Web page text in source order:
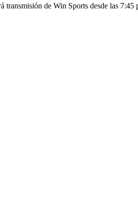
transmisión de Win Sports desde las 7:45